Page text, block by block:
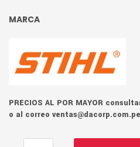
MARCA
PRECIOS AL POR MAYOR
o al correo ventas@dacorp.com.pe